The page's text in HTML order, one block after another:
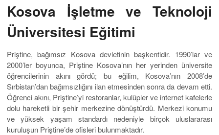
Kosova İşletme ve Teknoloji
Üniversitesi Eğitimi
Priştine, bağımsız Kosova devletinin başkentidir. 1990’lar ve
2000’ler boyunca, Priştine Kosova’nın her yerinden üniversite
öğrencilerinin akını gördü; bu eğilim, Kosova’nın 2008’de
Sırbistan’dan bağımsızlığını ilan etmesinden sonra da devam etti.
Öğrenci akını, Priştine’yi restoranlar, kulüpler ve internet kafelerle
dolu hareketli bir şehir merkezine dönüştürdü. Merkezi konumu
ve yüksek yaşam standardı nedeniyle birçok uluslararası
kuruluşun Priştine’de ofisleri bulunmaktadır.